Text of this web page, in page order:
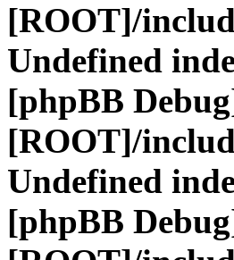
[ROOT]/
Undefined
[phpBB
[ROOT]/
Undefined
[phpBB